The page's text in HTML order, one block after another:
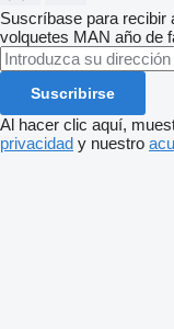
Suscríbase para recibir
volquetes MAN año de
Suscribirse
Al hacer clic aquí,
privacidad y nuestro